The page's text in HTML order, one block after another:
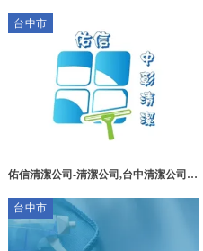
新
台中市
佑信清潔公司-清潔公司,台中清潔公司,
南屯裝潢清潔
台中市